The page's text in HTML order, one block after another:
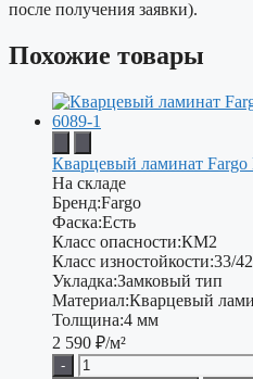
после получения заявки).
Похожие товары
Кварцевый ламинат
На складе
Бренд:Fargo
Фаска:Есть
Класс опасности:КМ2
Класс изностойкости:33/42
Укладка:Замковый тип
Материал:Кварцевый
Толщина:4 мм
2 590 ₽/м²
-